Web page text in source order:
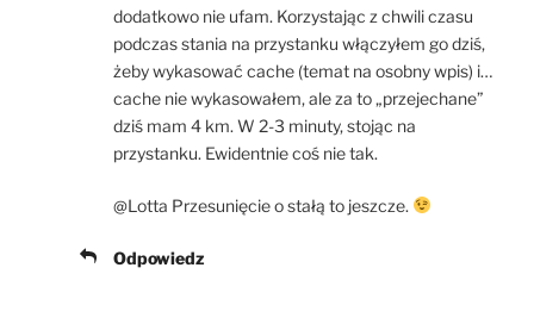
dodatkowo nie ufam. Korzystając z chwili czasu
podczas stania na przystanku włączyłem go dziś,
żeby wykasować cache (temat na osobny wpis) i…
cache nie wykasowałem, ale za to „przejechane”
dziś mam 4 km. W 2-3 minuty, stojąc na
przystanku. Ewidentnie coś nie tak.
@Lotta Przesunięcie o stałą to jeszcze.
Odpowiedz